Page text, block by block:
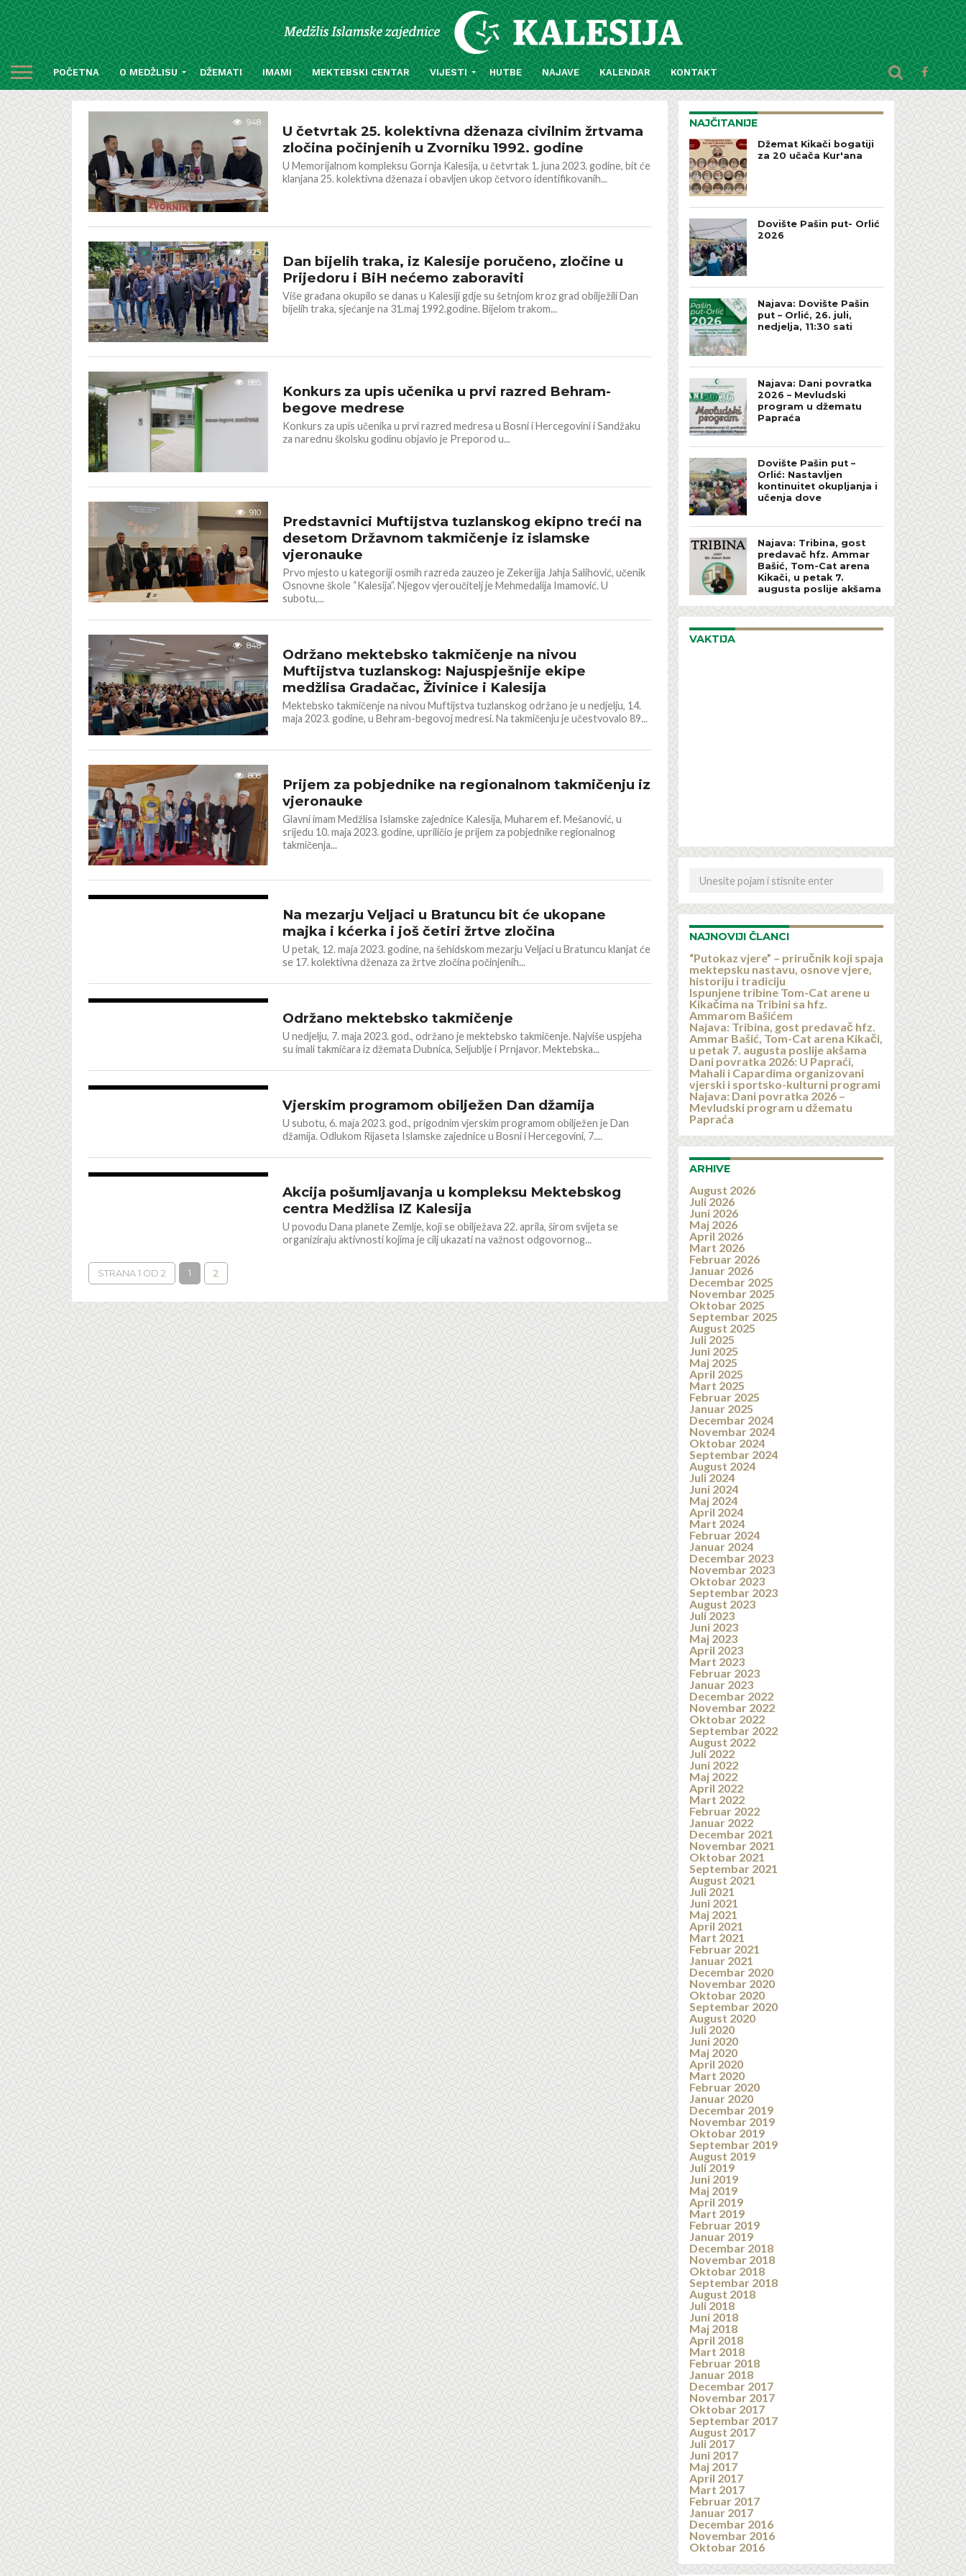
POČETNA O MEDŽLISU DŽEMATI IMAMI MEKTEBSKI CENTAR VIJESTI HUTBE NAJAVE KALENDAR KONTAKT
948
U četvrtak 25. kolektivna dženaza civilnim žrtvama
zločina počinjenih u Zvorniku 1992. godine
U Memorijalnom kompleksu Gornja Kalesija, u četvrtak 1. juna 2023. godine, bit će
klanjana 25. kolektivna dženaza i obavljen ukop četvoro identifikovanih...
925
Dan bijelih traka, iz Kalesije poručeno, zločine u
Prijedoru i BiH nećemo zaboraviti
Više građana okupilo se danas u Kalesiji gdje su šetnjom kroz grad obilježili Dan
bijelih traka, sjećanje na 31.maj 1992.godine. Bijelom trakom...
885
Konkurs za upis učenika u prvi razred Behram-
begove medrese
Konkurs za upis učenika u prvi razred medresa u Bosni i Hercegovini i Sandžaku
za narednu školsku godinu objavio je Preporod u...
910
Predstavnici Muftijstva tuzlanskog ekipno treći na
desetom Državnom takmičenje iz islamske
vjeronauke
Prvo mjesto u kategoriji osmih razreda zauzeo je Zekerijja Jahja Salihović, učenik
Osnovne škole “Kalesija”. Njegov vjeroučitelj je Mehmedalija Imamović. U
subotu,...
848
Održano mektebsko takmičenje na nivou
Muftijstva tuzlanskog: Najuspješnije ekipe
medžlisa Gradačac, Živinice i Kalesija
Mektebsko takmičenje na nivou Muftijstva tuzlanskog održano je u nedjelju, 14.
maja 2023. godine, u Behram-begovoj medresi. Na takmičenju je učestvovalo 89...
808
Prijem za pobjednike na regionalnom takmičenju iz
vjeronauke
Glavni imam Medžlisa Islamske zajednice Kalesija, Muharem ef. Mešanović, u
srijedu 10. maja 2023. godine, upriličio je prijem za pobjednike regionalnog
takmičenja...
Na mezarju Veljaci u Bratuncu bit će ukopane
majka i kćerka i još četiri žrtve zločina
U petak, 12. maja 2023. godine, na šehidskom mezarju Veljaci u Bratuncu klanjat će
se 17. kolektivna dženaza za žrtve zločina počinjenih...
Održano mektebsko takmičenje
U nedjelju, 7. maja 2023. god., održano je mektebsko takmičenje. Najviše uspjeha
su imali takmičara iz džemata Dubnica, Seljublje i Prnjavor. Mektebska...
Vjerskim programom obilježen Dan džamija
U subotu, 6. maja 2023. god., prigodnim vjerskim programom obilježen je Dan
džamija. Odlukom Rijaseta Islamske zajednice u Bosni i Hercegovini, 7....
Akcija pošumljavanja u kompleksu Mektebskog
centra Medžlisa IZ Kalesija
U povodu Dana planete Zemlje, koji se obilježava 22. aprila, širom svijeta se
organiziraju aktivnosti kojima je cilj ukazati na važnost odgovornog...
STRANA 1 OD 2 1 2
NAJČITANIJE
Džemat Kikači bogatiji
za 20 učača Kur'ana
Dovište Pašin put- Orlić
2026
Najava: Dovište Pašin
put – Orlić, 26. juli,
nedjelja, 11:30 sati
Najava: Dani povratka
2026 – Mevludski
program u džematu
Papraća
Dovište Pašin put –
Orlić: Nastavljen
kontinuitet okupljanja i
učenja dove
Najava: Tribina, gost
predavač hfz. Ammar
Bašić, Tom-Cat arena
Kikači, u petak 7.
augusta poslije akšama
VAKTIJA
NAJNOVIJI ČLANCI
“Putokaz vjere” – priručnik koji spaja
mektepsku nastavu, osnove vjere,
historiju i tradiciju
Ispunjene tribine Tom-Cat arene u
Kikačima na Tribini sa hfz.
Ammarom Bašićem
Najava: Tribina, gost predavač hfz.
Ammar Bašić, Tom-Cat arena Kikači,
u petak 7. augusta poslije akšama
Dani povratka 2026: U Papraći,
Mahali i Capardima organizovani
vjerski i sportsko-kulturni programi
Najava: Dani povratka 2026 –
Mevludski program u džematu
Papraća
ARHIVE
August 2026
Juli 2026
Juni 2026
Maj 2026
April 2026
Mart 2026
Februar 2026
Januar 2026
Decembar 2025
Novembar 2025
Oktobar 2025
Septembar 2025
August 2025
Juli 2025
Juni 2025
Maj 2025
April 2025
Mart 2025
Februar 2025
Januar 2025
Decembar 2024
Novembar 2024
Oktobar 2024
Septembar 2024
August 2024
Juli 2024
Juni 2024
Maj 2024
April 2024
Mart 2024
Februar 2024
Januar 2024
Decembar 2023
Novembar 2023
Oktobar 2023
Septembar 2023
August 2023
Juli 2023
Juni 2023
Maj 2023
April 2023
Mart 2023
Februar 2023
Januar 2023
Decembar 2022
Novembar 2022
Oktobar 2022
Septembar 2022
August 2022
Juli 2022
Juni 2022
Maj 2022
April 2022
Mart 2022
Februar 2022
Januar 2022
Decembar 2021
Novembar 2021
Oktobar 2021
Septembar 2021
August 2021
Juli 2021
Juni 2021
Maj 2021
April 2021
Mart 2021
Februar 2021
Januar 2021
Decembar 2020
Novembar 2020
Oktobar 2020
Septembar 2020
August 2020
Juli 2020
Juni 2020
Maj 2020
April 2020
Mart 2020
Februar 2020
Januar 2020
Decembar 2019
Novembar 2019
Oktobar 2019
Septembar 2019
August 2019
Juli 2019
Juni 2019
Maj 2019
April 2019
Mart 2019
Februar 2019
Januar 2019
Decembar 2018
Novembar 2018
Oktobar 2018
Septembar 2018
August 2018
Juli 2018
Juni 2018
Maj 2018
April 2018
Mart 2018
Februar 2018
Januar 2018
Decembar 2017
Novembar 2017
Oktobar 2017
Septembar 2017
August 2017
Juli 2017
Juni 2017
Maj 2017
April 2017
Mart 2017
Februar 2017
Januar 2017
Decembar 2016
Novembar 2016
Oktobar 2016